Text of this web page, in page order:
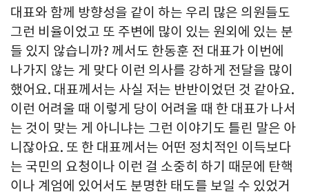
대표와 함께 방향성을 같이 하는 우리 많은 의원들도
그런 비율이었고 또 주변에 많이 있는 원외에 있는 분
들 있지 않습니까? 께서도 한동훈 전 대표가 이번에
나가지 않는 게 맞다 이런 의사를 강하게 전달을 많이
했어요. 대표께서는 사실 저는 반반이었던 것 같아요.
이런 어려울 때 이렇게 당이 어려울 때 한 대표가 나서
는 것이 맞는 게 아니냐는 그런 이야기도 틀린 말은 아
니잖아요. 또 한 대표께서는 어떤 정치적인 이득보다
는 국민의 요청이나 이런 걸 소중히 하기 때문에 탄핵
이나 계엄에 있어서도 분명한 태도를 보일 수 있었거